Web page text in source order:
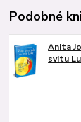
Podobné
Anita
svitu